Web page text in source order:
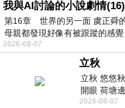
我與AI討論的小說劇情(16)
第16章 世界的另一面 虞正舜
母親都發現好像有被跟蹤的感
2026-08-07
立秋
立秋 悠悠
開眼 荷塘
望 風中飄
2026-08-07